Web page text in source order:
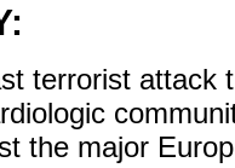
terrorist attack
the major